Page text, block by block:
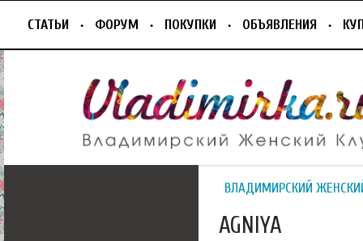
СТАТЬИ ФОРУМ ПОКУПКИ ОБЪЯВЛЕНИЯ
ВЛАДИМИРСКИЙ
AGNIYA